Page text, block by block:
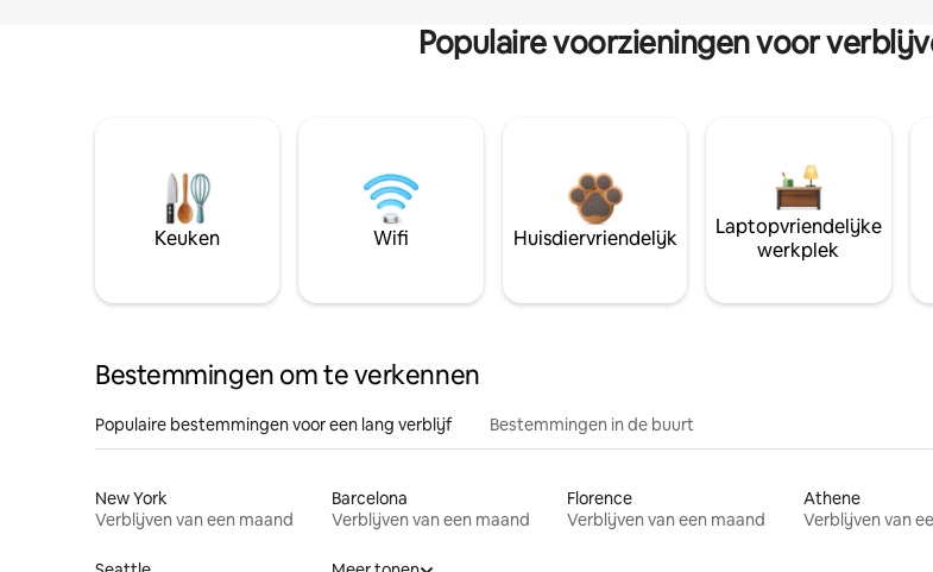
Populaire voorzieningen voor
Keuken Wifi Huisdiervriendelijk
Laptopvriendelijke
werkplek
Bestemmingen om te verkennen
Populaire bestemmingen voor een lang verblijf Bestemmingen in de buurt
New York
Verblijven van een maand
Barcelona
Verblijven van een maand
Florence
Verblijven van een maand
Athene
Verblijven van